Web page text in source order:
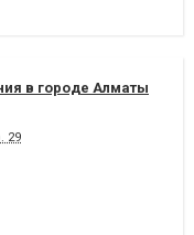
в городе Алматы
29